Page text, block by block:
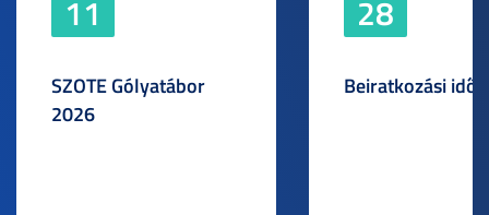
11
SZOTE Gólyatábor
2026
28
Beiratkozási